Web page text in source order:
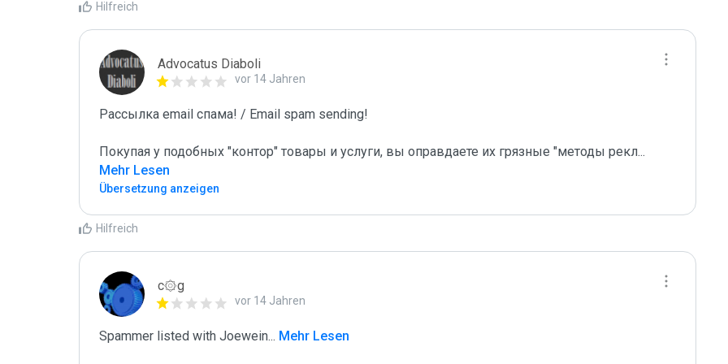
Hilfreich
Advocatus Diaboli
vor 14 Jahren
Рассылка email спама! / Email spam sending!
Покупая у подобных "контор" товары и услуги, вы оправдаете их грязные "методы рекл...
Mehr Lesen
Übersetzung anzeigen
Hilfreich
c۞g
vor 14 Jahren
Spammer listed with Joewein ... Mehr Lesen